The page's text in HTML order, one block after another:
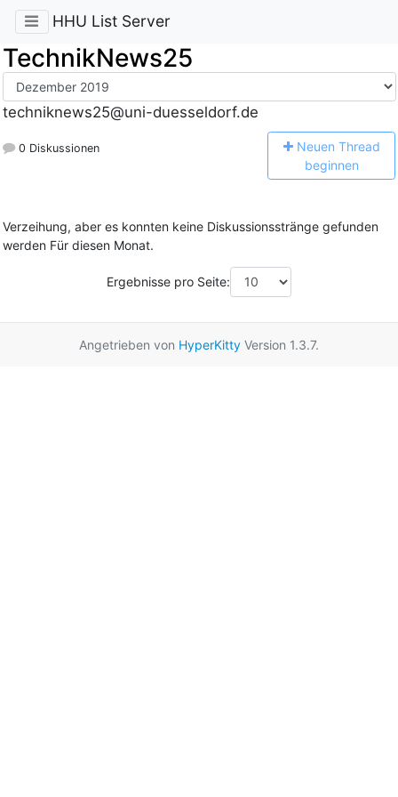
HHU List Server
TechnikNews25
techniknews25@uni-duesseldorf.de
0 Diskussionen Neuen Thread
beginnen
Verzeihung, aber es konnten keine Diskussionsstränge gefunden
werden Für diesen Monat.
Ergebnisse pro Seite:
Angetrieben von HyperKitty Version 1.3.7.